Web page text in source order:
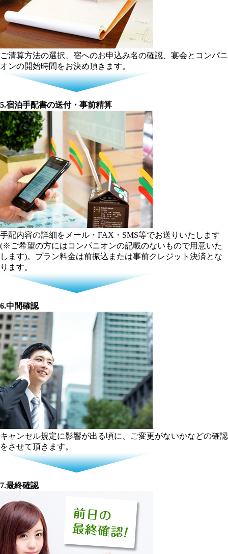
ご清算方法の選択、宿へのお申込み名の確認、宴会とコンパニ
オンの開始時間をお決め頂きます。
5.宿泊手配書の送付・事前精算
手配内容の詳細をメール・FAX・SMS等でお送りいたします
(※ご希望の方にはコンパニオンの記載のないもので用意いた
します)。プラン料金は前振込または事前クレジット決済とな
ります。
6.中間確認
キャンセル規定に影響が出る頃に、ご変更がないかなどの確認
をさせて頂きます。
7.最終確認